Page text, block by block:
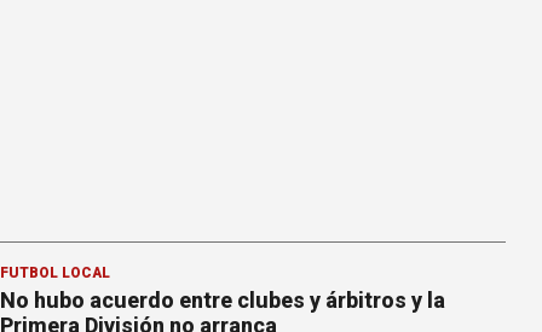
FÚTBOL LOCAL
No hubo acuerdo entre clubes y árbitros y la
Primera División no arranca